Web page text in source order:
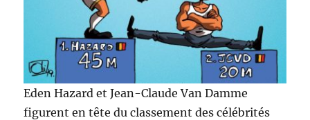
Eden Hazard et Jean-Claude Van Damme
figurent en tête du classement des célébrités